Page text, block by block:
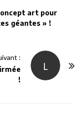
art pour
géantes » !
L
:
!